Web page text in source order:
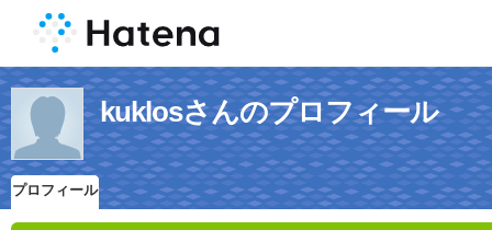
kuklosさんのプロフィール
プロフィール